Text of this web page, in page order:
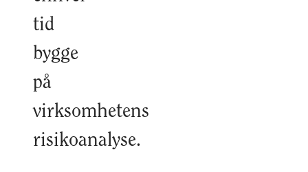
tid
bygge
på
virksomhetens
risikoanalyse.